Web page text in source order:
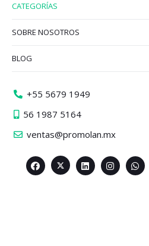
CATEGORÍAS
SOBRE NOSOTROS
BLOG
+55 5679 1949
56 1987 5164
ventas@promolan.mx